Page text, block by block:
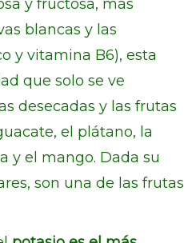
y fructosa, más
blancas y las
y vitamina B6), esta
que solo se ve
desecadas y las frutas
el plátano, la
y el mango. Dada su
son una de las frutas